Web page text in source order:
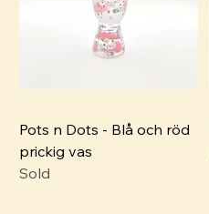
Pots n Dots - Blå och röd
prickig vas
Sold